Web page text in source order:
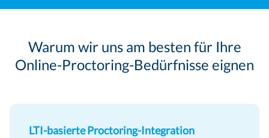
Warum wir uns am besten für Ihre
Online-Proctoring-Bedürfnisse eignen
LTI-basierte Proctoring-Integration